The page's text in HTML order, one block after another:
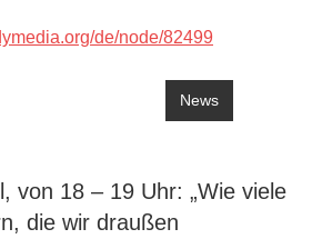
de/node/82499
News
von 18 – 19 Uhr: „Wie viele
die wir draußen